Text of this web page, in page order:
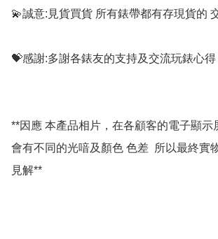
💫誠意:見貨買貨 所有錶帶都有存現貨的
💝感謝:多謝各錶友的支持及交流玩錶心得
**因應 本產品相片，在各顧客的電子顯示
會有不同的光喑及顏色 色差  所以最終實